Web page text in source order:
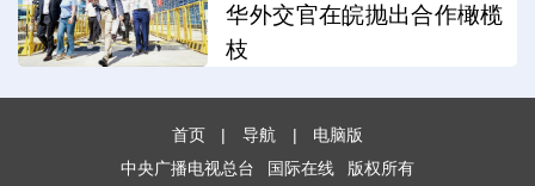
华外交官在皖抛出合作橄榄
枝
首页 | 导航 |
电脑版
中央广播电视总台
国际在线 版权所有